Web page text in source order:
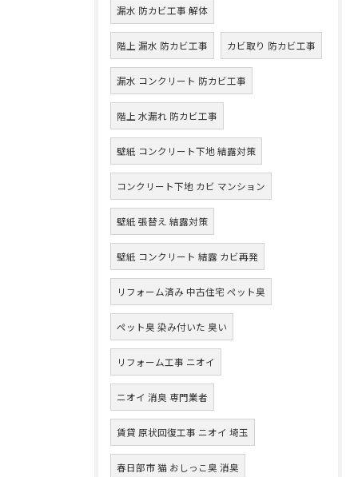
漏水 防カビ工事 解体
階上 漏水 防カビ工事 カビ取り 防カビ工事
漏水 コンクリート 防カビ工事
階上 水漏れ 防カビ工事
壁紙 コンクリート下地 結露対策
コンクリート下地 カビ マンション
壁紙 張替え 結露対策
壁紙 コンクリート 結露 カビ再発
リフォーム済み 中古住宅 ペット臭
ペット臭 染み付いた 臭い
リフォーム工事 ニオイ
ニオイ 消臭 専門業者
賃貸 原状回復工事 ニオイ 埼玉
春日部市 猫 おしっこ臭 消臭